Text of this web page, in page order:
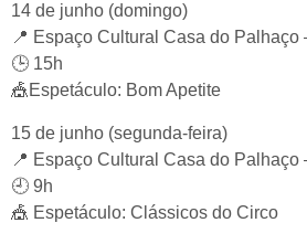
14 de junho (domingo)
📍 Espaço Cultural Casa do
🕒 15h
🎪Espetáculo: Bom Apetite
15 de junho (segunda-feira)
📍 Espaço Cultural Casa do
🕘 9h
🎪 Espetáculo: Clássicos do Circo